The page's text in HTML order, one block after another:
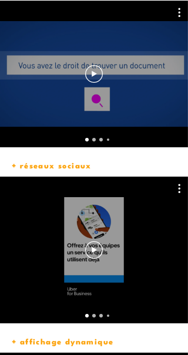
+ réseaux sociaux
+ affichage dynamique